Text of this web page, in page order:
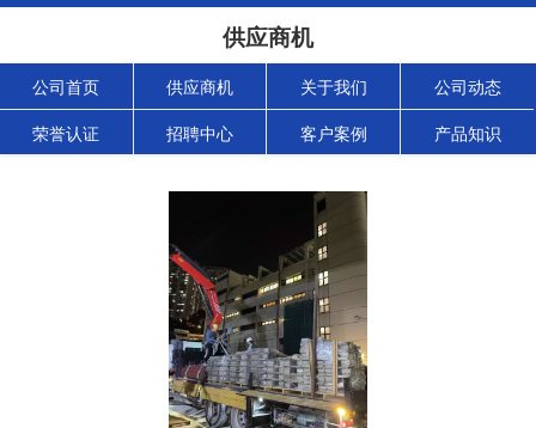
供应商机
公司首页 供应商机 关于我们 公司动态
荣誉认证 招聘中心 客户案例 产品知识